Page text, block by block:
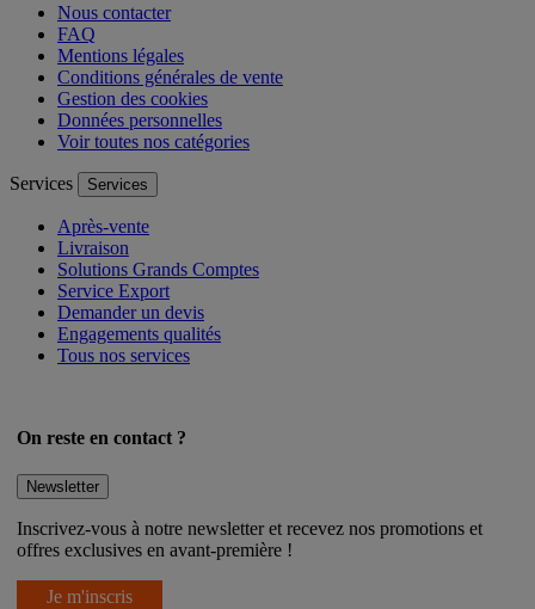
Nous contacter
FAQ
Mentions légales
Conditions générales de vente
Gestion des cookies
Données personnelles
Voir toutes nos catégories
Services Services
Après-vente
Livraison
Solutions Grands Comptes
Service Export
Demander un devis
Engagements qualités
Tous nos services
On reste en contact ?
Newsletter
Inscrivez-vous à notre newsletter et recevez nos promotions et
offres exclusives en avant-première !
Je m'inscris